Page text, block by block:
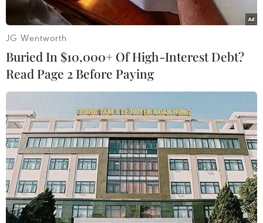
Lễ cầu siêu thể hiện tinh thần từ bi, cứu khổ cứu nạn của đạo
Phật, tinh thần chia sẻ trách nhiệm với xã hội của nhà Phật, làm
vơi bớt nỗi đau thương của gia đình các nạn nhân trong vụ
cháy. (Ảnh: PV/Vietnam+)
JG Wentworth
Buried In $10,000+ Of High-Interest Debt?
Read Page 2 Before Paying